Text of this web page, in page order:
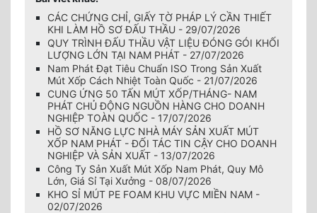
CÁC CHỨNG CHỈ, GIẤY TỜ PHÁP LÝ CẦN THIẾT
KHI LÀM HỒ SƠ ĐẤU THẦU - 29/07/2026
QUY TRÌNH ĐẤU THẦU VẬT LIỆU ĐÓNG GÓI KHỐI
LƯỢNG LỚN TẠI NAM PHÁT - 27/07/2026
Nam Phát Đạt Tiêu Chuẩn ISO Trong Sản Xuất
Mút Xốp Cách Nhiệt Toàn Quốc - 21/07/2026
CUNG ỨNG 50 TẤN MÚT XỐP/THÁNG- NAM
PHÁT CHỦ ĐỘNG NGUỒN HÀNG CHO DOANH
NGHIỆP TOÀN QUỐC - 17/07/2026
HỒ SƠ NĂNG LỰC NHÀ MÁY SẢN XUẤT MÚT
XỐP NAM PHÁT - ĐỐI TÁC TIN CẬY CHO DOANH
NGHIỆP VÀ SẢN XUẤT - 13/07/2026
Công Ty Sản Xuất Mút Xốp Nam Phát, Quy Mô
Lớn, Giá Sỉ Tại Xưởng - 08/07/2026
KHO SỈ MÚT PE FOAM KHU VỰC MIỀN NAM -
02/07/2026